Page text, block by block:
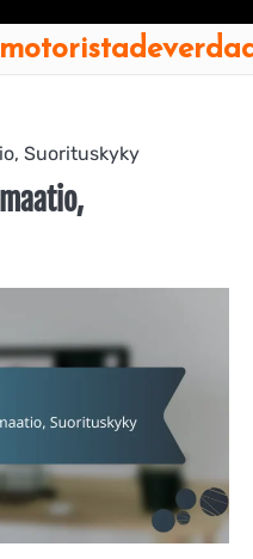
Us
Us
Suorituskyky